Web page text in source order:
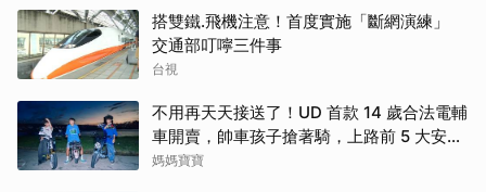
搭雙鐵.飛機注意！首度實施「斷網演練」
交通部叮嚀三件事
台視
不用再天天接送了！UD 首款 14 歲合法電輔
車開賣，帥車孩子搶著騎，上路前 5 大安全
法規先看懂
媽媽寶寶